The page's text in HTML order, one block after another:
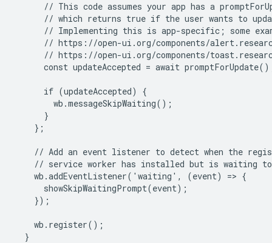
// This code assumes your app has a
// which returns true if the user wants to
// Implementing this is app-specific; some
// https://open-ui.org/components/
// https://open-ui.org/components/
const updateAccepted = await
      if (updateAccepted) {
        wb.messageSkipWaiting();
      }
    };
// Add an event listener to detect when the
// service worker has installed but is waiting
    wb.addEventListener('waiting', (event) => {
      showSkipWaitingPrompt(event);
    });
    wb.register();
  }